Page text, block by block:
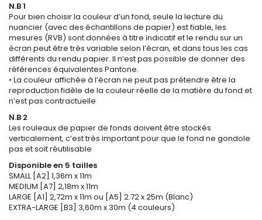
N.B 1
Pour bien choisir la couleur d’un fond, seule la lecture du
nuancier (avec des échantillons de papier) est fiable, les
mesures (RVB) sont données à titre indicatif et le rendu sur un
écran peut être très variable selon l’écran, et dans tous les cas
différents du rendu papier. Il n’est pas possible de donner des
références équivalentes Pantone.
• La couleur affichée à l’écran ne peut pas prétendre être la
reproduction fidèle de la couleur réelle de la matière du fond et
n’est pas contractuelle
N.B 2
Les rouleaux de papier de fonds doivent être stockés
verticalement, c’est très important pour que le fond ne gondole
pas et soit réutilisable
Disponible en 5 tailles
SMALL [A2] 1,36m x 11m
MEDIUM [A7] 2,18m x 11m
LARGE [A1] 2,72m x 11m ou [A5] 2.72 x 25m (Blanc)
EXTRA-LARGE [B3] 3,60m x 30m (4 couleurs)